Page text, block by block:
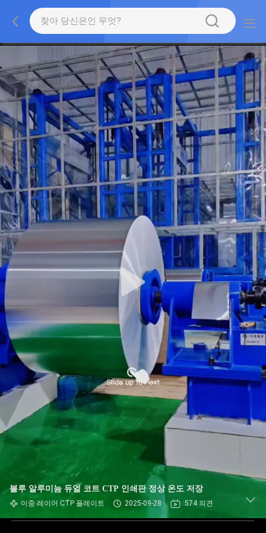
블루 알루미늄 듀얼 코트 CTP 인쇄판 정상 온도 저장
이중 레이어 CTP 플레이트 2025-09-28 574 의견